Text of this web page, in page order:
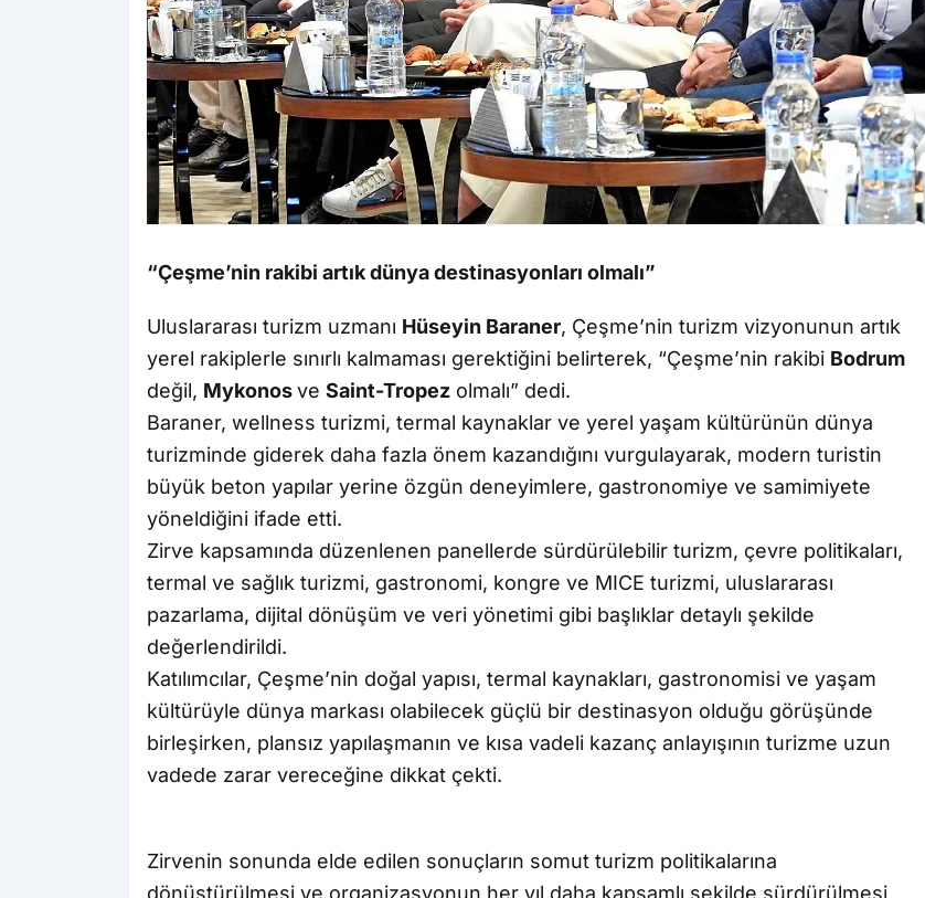
“Çeşme’nin rakibi artık dünya destinasyonları olmalı”
Uluslararası turizm uzmanı Hüseyin Baraner, Çeşme’nin turizm vizyonunun artık
yerel rakiplerle sınırlı kalmaması gerektiğini belirterek, “Çeşme’nin rakibi Bodrum
değil, Mykonosve Saint-Tropez olmalı” dedi.
Baraner, wellness turizmi, termal kaynaklar ve yerel yaşam kültürünün dünya
turizminde giderek daha fazla önem kazandığını vurgulayarak, modern turistin
büyük beton yapılar yerine özgün deneyimlere, gastronomiye ve samimiyete
yöneldiğini ifade etti.
Zirve kapsamında düzenlenen panellerde sürdürülebilir turizm, çevre politikaları,
termal ve sağlık turizmi, gastronomi, kongre ve MICE turizmi, uluslararası
pazarlama, dijital dönüşüm ve veri yönetimi gibi başlıklar detaylı şekilde
değerlendirildi.
Katılımcılar, Çeşme’nin doğal yapısı, termal kaynakları, gastronomisi ve yaşam
kültürüyle dünya markası olabilecek güçlü bir destinasyon olduğu görüşünde
birleşirken, plansız yapılaşmanın ve kısa vadeli kazanç anlayışının turizme uzun
vadede zarar vereceğine dikkat çekti.
Zirvenin sonunda elde edilen sonuçların somut turizm politikalarına
dönüştürülmesi ve organizasyonun her yıl daha kapsamlı şekilde sürdürülmesi